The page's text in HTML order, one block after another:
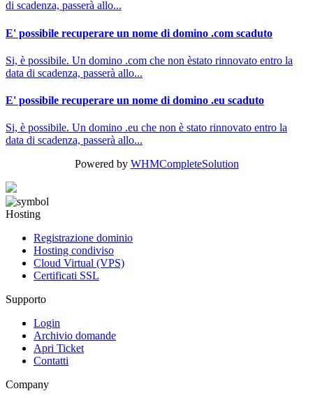
di scadenza, passerà allo...
E' possibile recuperare un nome di domino .com scaduto
Si, è possibile. Un domino .com che non èstato rinnovato entro la
data di scadenza, passerà allo...
E' possibile recuperare un nome di domino .eu scaduto
Si, è possibile. Un domino .eu che non è stato rinnovato entro la
data di scadenza, passerà allo...
Powered by WHMCompleteSolution
Hosting
Registrazione dominio
Hosting condiviso
Cloud Virtual (VPS)
Certificati SSL
Supporto
Login
Archivio domande
Apri Ticket
Contatti
Company